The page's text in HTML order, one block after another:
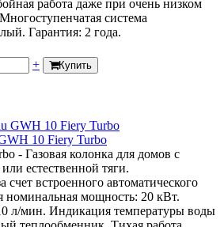
работа даже при очень низком
система
Гарантия: 2 года.
+ Купить
10 Fiery Turbo
- Газовая колонка для домов с
естественной тяги.
счет встроенного автоматического
номинальная мощность: 20 кВт.
л/мин. Индикация температуры воды